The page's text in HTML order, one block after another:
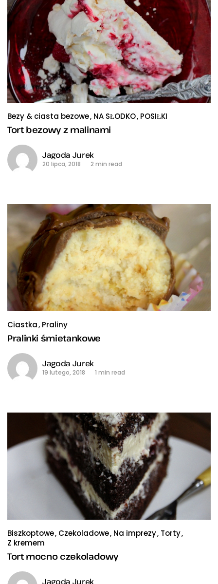
Bezy & ciasta bezowe NA SŁODKO POSIŁKI
Tort bezowy z malinami
Jagoda Jurek
20 lipca, 2018 2 min read
Ciastka Praliny
Pralinki śmietankowe
Jagoda Jurek
19 lutego, 2018 1 min read
Biszkoptowe Czekoladowe Na imprezy Torty
Z kremem
Tort mocno czekoladowy
Jagoda Jurek